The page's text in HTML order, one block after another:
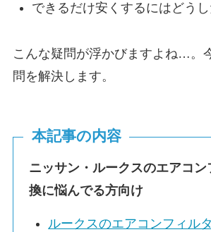
できるだけ安くするにはどうし
こんな疑問が浮かびますよね…。
問を解決します。
本記事の内容
ニッサン・ルークスのエアコン
換に悩んでる方向け
ルークスのエアコンフィル